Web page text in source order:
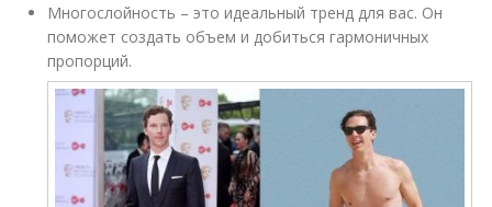
Многослойность – это идеальный тренд для вас. Он
поможет создать объем и добиться гармоничных
пропорций.